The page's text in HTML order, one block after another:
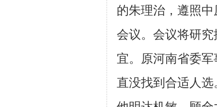
的朱理治，遵照
会议。会议将研
宜。原河南省委
直没找到合适人